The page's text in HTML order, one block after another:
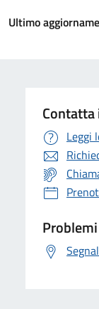
Ultimo
Contatta
Leggi